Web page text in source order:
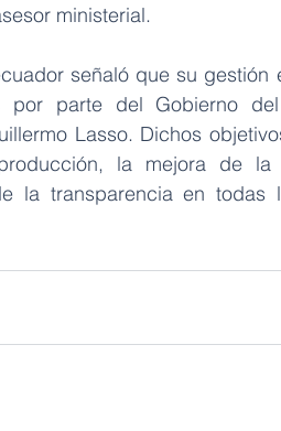
ministerial.
señaló que su
por parte del Gobierno
Lasso. Dichos
la mejora de la
la transparencia en todas